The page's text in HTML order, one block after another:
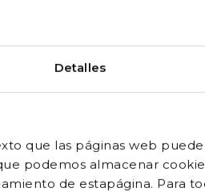
Detalles
que las páginas web
podemos almacenar
de estapágina. Para
pagos